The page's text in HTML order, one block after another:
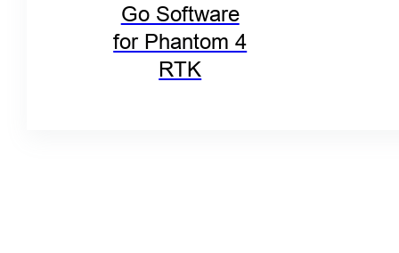
Go Software
for Phantom 4
RTK